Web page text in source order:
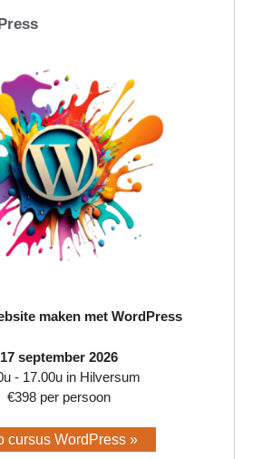
maken met WordPress
17 september 2026
- 17.00u in Hilversum
€398 per persoon
cursus WordPress »